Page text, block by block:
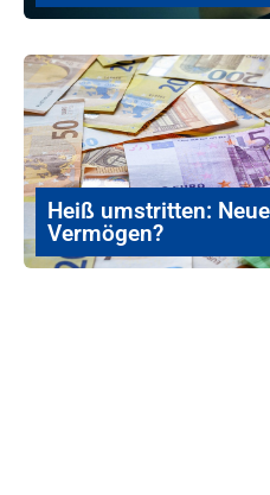
Heiß umstritten:
Vermögen?